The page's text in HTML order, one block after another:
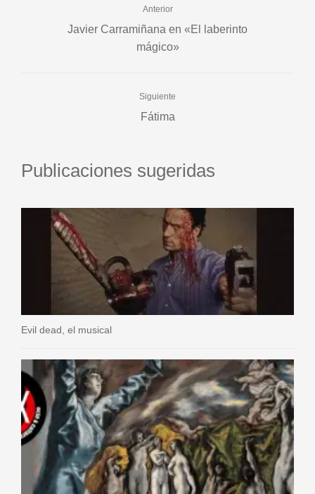
Anterior
Javier Carramiñana en «El laberinto
mágico»
Siguiente
Fátima
Publicaciones sugeridas
Evil dead, el musical